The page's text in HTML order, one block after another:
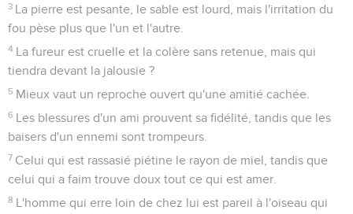
3 La pierre est pesante, le sable est lourd, mais l'irritation du
fou pèse plus que l'un et l'autre.
4 La fureur est cruelle et la colère sans retenue, mais qui
tiendra devant la jalousie ?
5 Mieux vaut un reproche ouvert qu'une amitié cachée.
6 Les blessures d'un ami prouvent sa fidélité, tandis que les
baisers d'un ennemi sont trompeurs.
7 Celui qui est rassasié piétine le rayon de miel, tandis que
celui qui a faim trouve doux tout ce qui est amer.
8 L'homme qui erre loin de chez lui est pareil à l'oiseau qui